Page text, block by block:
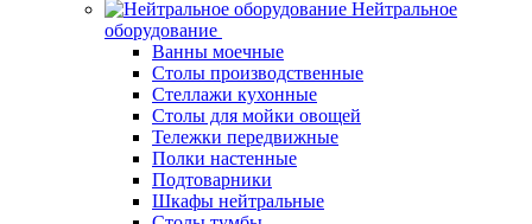
Нейтральное
оборудование
Ванны моечные
Столы производственные
Стеллажи кухонные
Столы для мойки овощей
Тележки передвижные
Полки настенные
Подтоварники
Шкафы нейтральные